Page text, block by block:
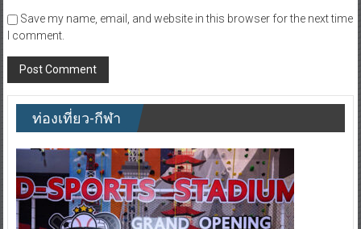
Save my name, email, and website in this browser for the next time
I comment.
ท่องเที่ยว-กีฬา